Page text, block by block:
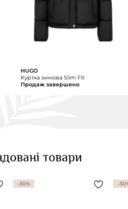
HUGO
Куртка зимова Slim Fit
Продаж завершено
товари
-30% -